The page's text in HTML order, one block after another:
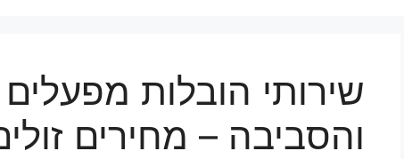
שירותי הובלות
והסביבה – מחירים